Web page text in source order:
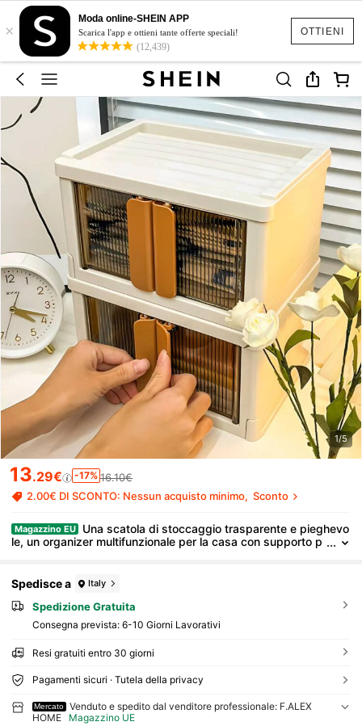
OTTIENI
×
Moda online-SHEIN APP
Scarica l'app e ottieni tante offerte speciali!
(12,439)
1/5
13.29€ -17% 16.10€
2.00€ DI SCONTO: Nessun acquisto minimo
Sconto
Magazzino EU
Una scatola di stoccaggio trasparente e pieghevo
le, un organizer multifunzionale per la casa con supporto p
Spedisce a
Italy
Spedizione Gratuita
Consegna prevista: 6-10 Giorni Lavorativi
Resi gratuiti entro 30 giorni
Pagamenti sicuri · Tutela della privacy
Mercato
Venduto e spedito dal venditore professionale: F.ALEX
HOME
Magazzino UE